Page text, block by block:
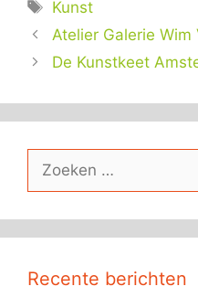
Kunst
Atelier Galerie Wim
De Kunstkeet
naar:
Recente berichten